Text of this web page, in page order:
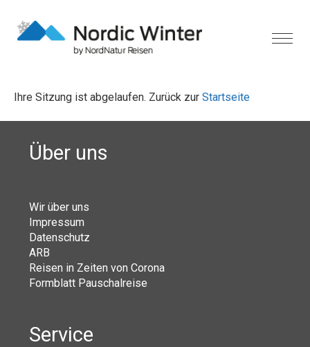
Ihre Sitzung ist abgelaufen. Zurück zur Startseite
Über uns
Wir über uns
Impressum
Datenschutz
ARB
Reisen in Zeiten von Corona
Formblatt Pauschalreise
Service